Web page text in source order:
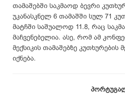
თამაშებში საკმაოდ ბევრი
უკანასკნელ 6 თამაშში სულ 71
მატჩში საშუალოდ 11.8, რაც
მაჩვენებელია. ასე, რომ ამ
მექსიკის თამაშებზე კუთხურების
იქნება.